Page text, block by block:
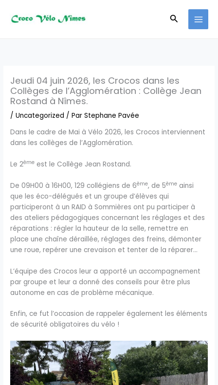
contenu
Jeudi 04 juin 2026, les Crocos dans les
Collèges de l’Agglomération : Collège Jean
Rostand à Nîmes.
/Uncategorized / ParStephane Pavée
Dans le cadre de Mai à Vélo 2026, les Crocos interviennent
dans les collèges de l’Agglomération.
Le 2ème est le Collège Jean Rostand.
De 09H00 à 16H00, 129 collégiens de 6ème, de 5ème ainsi
que les éco-délégués et un groupe d’élèves qui
participeront à un RAID à Sommières ont pu participer à
des ateliers pédagogiques concernant les réglages et des
réparations : régler la hauteur de la selle, remettre en
place une chaîne déraillée, réglages des freins, démonter
une roue, repérer une crevaison et tenter de la réparer…
L’équipe des Crocos leur a apporté un accompagnement
par groupe et leur a donné des conseils pour être plus
autonome en cas de problème mécanique.
Enfin, ce fut l’occasion de rappeler également les éléments
de sécurité obligatoires du vélo !